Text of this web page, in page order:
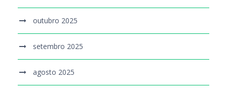
outubro 2025
setembro 2025
agosto 2025